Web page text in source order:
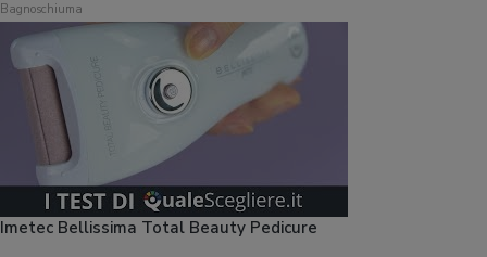
Bagnoschiuma
Imetec Bellissima Total Beauty Pedicure